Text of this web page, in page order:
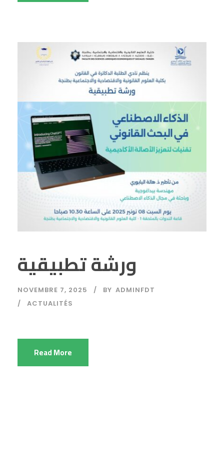
ورشة تطبيقية
NOVEMBRE 7, 2025 BY ADMINFDT
ACTUALITÉS
Read More